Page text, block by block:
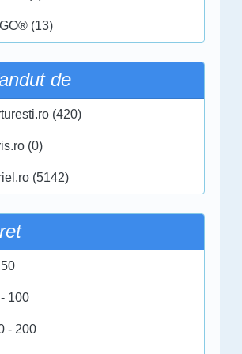
(13)
de
(420)
(0)
(5142)
100
- 200